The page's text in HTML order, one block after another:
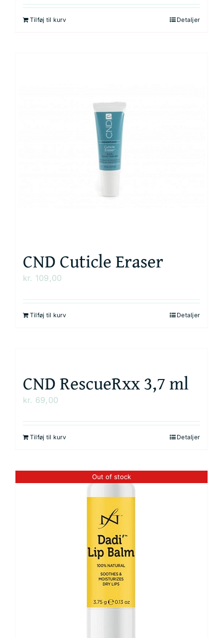
Tilføj til kurv Detaljer
CND Cuticle Eraser
kr. 109,00
Tilføj til kurv Detaljer
CND RescueRxx 3,7 ml
kr. 69,00
Tilføj til kurv Detaljer
Out of stock